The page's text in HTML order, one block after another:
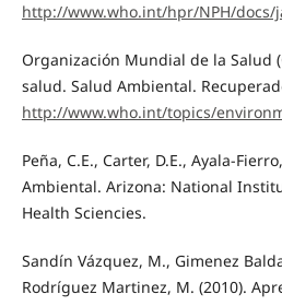
http://www.who.int/hpr/NPH/docs/
Organización Mundial de la Salud
salud. Salud Ambiental.
http://www.who.int/topics/
Peña, C.E., Carter, D.E., Ayala-
Ambiental. Arizona: National
Health Sciencies.
Sandín Vázquez, M., Gimenez
Rodríguez Martinez, M. (2010).